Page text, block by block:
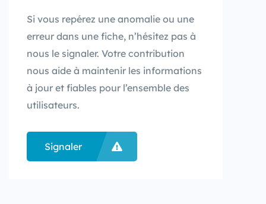
Si vous repérez une anomalie ou une
erreur dans une fiche, n’hésitez pas à
nous le signaler. Votre contribution
nous aide à maintenir les informations
à jour et fiables pour l’ensemble des
utilisateurs.
Signaler